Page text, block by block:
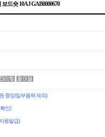
드숏 10AJ GAB0000670
증정/일부품목 제외)
인)
동발급)